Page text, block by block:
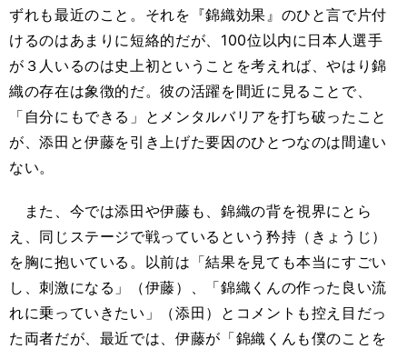
ずれも最近のこと。それを『錦織効果』のひと言で片付
けるのはあまりに短絡的だが、100位以内に日本人選手
が３人いるのは史上初ということを考えれば、やはり錦
織の存在は象徴的だ。彼の活躍を間近に見ることで、
「自分にもできる」とメンタルバリアを打ち破ったこと
が、添田と伊藤を引き上げた要因のひとつなのは間違い
ない。
また、今では添田や伊藤も、錦織の背を視界にとら
え、同じステージで戦っているという矜持（きょうじ）
を胸に抱いている。以前は「結果を見ても本当にすごい
し、刺激になる」（伊藤）、「錦織くんの作った良い流
れに乗っていきたい」（添田）とコメントも控え目だっ
た両者だが、最近では、伊藤が「錦織くんも僕のことを